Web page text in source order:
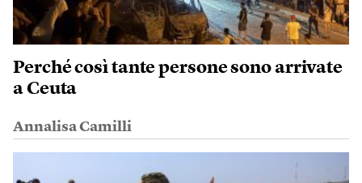
Perché così tante persone sono arrivate
a Ceuta
Annalisa Camilli